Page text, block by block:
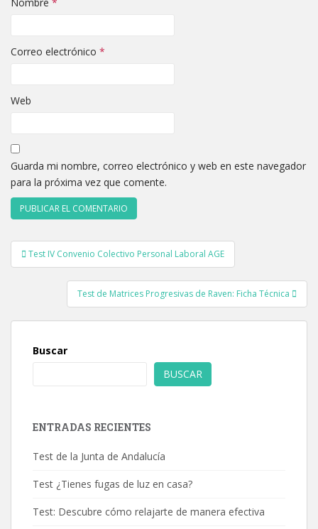
Correo electrónico *
Web
Guarda mi nombre, correo electrónico y web en este navegador
para la próxima vez que comente.
Navegación
de
entradas
Test IV Convenio Colectivo Personal Laboral AGE
Test de Matrices Progresivas de Raven: Ficha Técnica
Buscar
BUSCAR
ENTRADAS RECIENTES
Test de la Junta de Andalucía
Test ¿Tienes fugas de luz en casa?
Test: Descubre cómo relajarte de manera efectiva